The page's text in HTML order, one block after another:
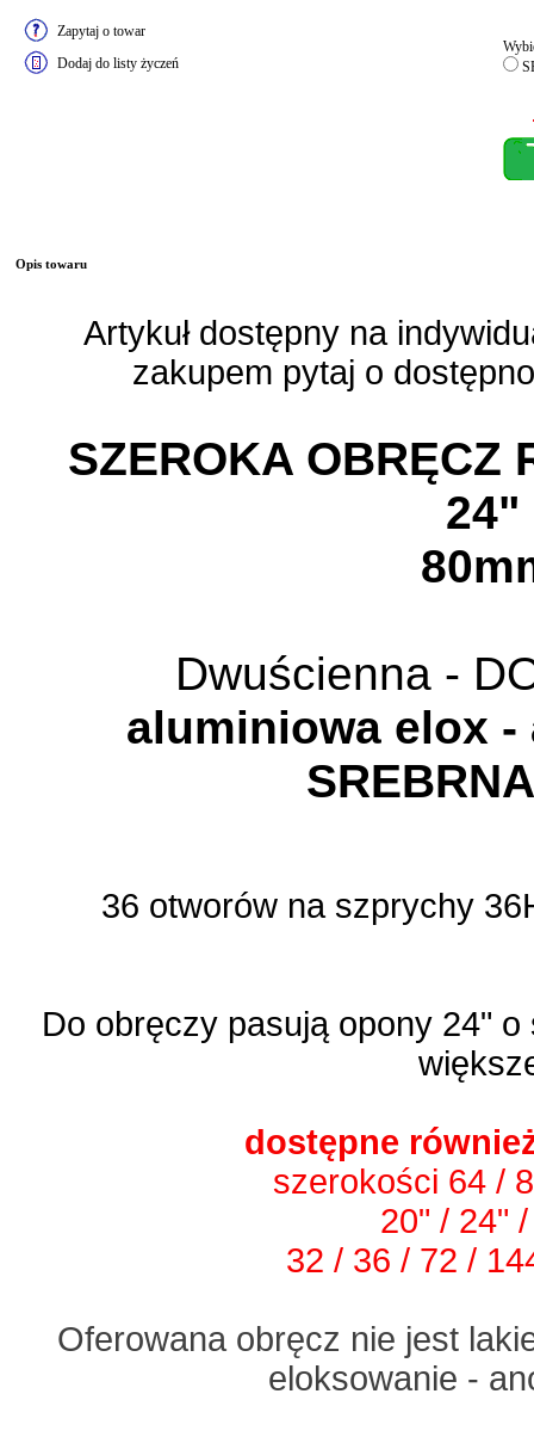
Zapytaj o towar
Dodaj do listy życzeń
Opis towaru
Artykuł dostępny na
zakupem pytaj o
SZEROKA OBRĘCZ
24"
Dwuścienna -
aluminiowa elox
36 otworów na szprychy
Do obręczy pasują opony 24"
dostępne
szerokości 64 /
20" / 24"
32 / 36 / 72 /
Oferowana obręcz nie jest
eloksowanie -